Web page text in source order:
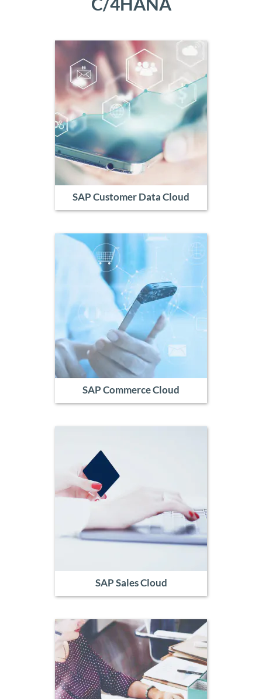
SAP Customer Data Cloud
SAP Commerce Cloud
SAP Sales Cloud